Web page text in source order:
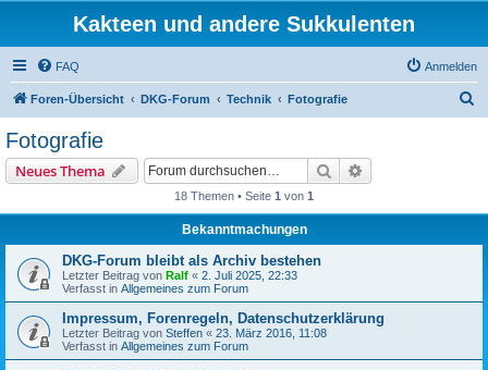
Kakteen und andere Sukkulenten
FAQ Anmelden
Foren-Übersicht DKG-Forum Technik Fotografie
Fotografie
Neues Thema Suche
18 Themen • Seite 1 von 1
Bekanntmachungen
DKG-Forum bleibt als Archiv bestehen
Letzter Beitrag von Ralf « 2. Juli 2025, 22:33
Verfasst in Allgemeines zum Forum
Impressum, Forenregeln, Datenschutzerklärung
Letzter Beitrag von Steffen « 23. März 2016, 11:08
Verfasst in Allgemeines zum Forum